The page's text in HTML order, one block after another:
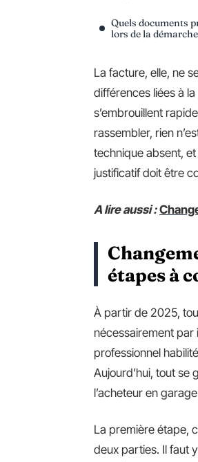
Quels documents
lors de la
La facture, elle, ne
différences liées à
s’embrouillent
rassembler, rien
technique absent, et
justificatif doit être
A lire aussi :
étapes à
À partir de 2025,
nécessairement par
professionnel
Aujourd’hui, tout se
l’acheteur en
La première étape,
deux parties. Il faut